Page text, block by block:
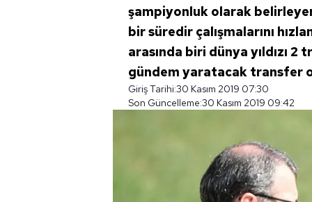
şampiyonluk olarak
bir süredir çalışmalarını
arasında biri dünya yıldızı
gündem yaratacak transfer
Giriş Tarihi:30 Kasım 2019 07:30
Son Güncelleme:30 Kasım 2019 09:42